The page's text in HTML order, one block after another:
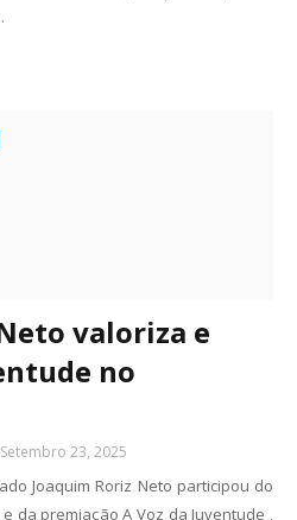
valoriza e
no
Setembro 23, 2025
Joaquim Roriz Neto participou do
da premiação A Voz da Juventude ,